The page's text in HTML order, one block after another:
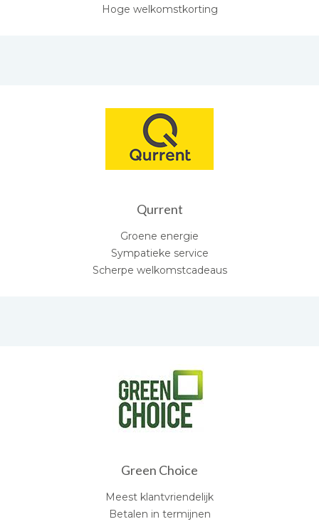
Hoge welkomstkorting
Qurrent
Groene energie
Sympatieke service
Scherpe welkomstcadeaus
Green Choice
Meest klantvriendelijk
Betalen in termijnen